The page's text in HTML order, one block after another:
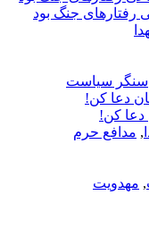
رفتارهای جنگ بود
سنگر سیاست
دعا کن!
, مدافع حرم
, مهدویت